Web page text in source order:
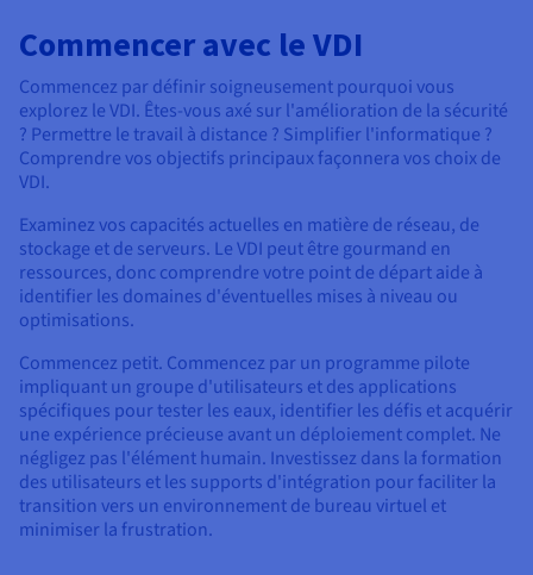
Commencer avec le VDI
Commencez par définir soigneusement pourquoi vous
explorez le VDI. Êtes-vous axé sur l'amélioration de la sécurité
? Permettre le travail à distance ? Simplifier l'informatique ?
Comprendre vos objectifs principaux façonnera vos choix de
VDI.
Examinez vos capacités actuelles en matière de réseau, de
stockage et de serveurs. Le VDI peut être gourmand en
ressources, donc comprendre votre point de départ aide à
identifier les domaines d'éventuelles mises à niveau ou
optimisations.
Commencez petit. Commencez par un programme pilote
impliquant un groupe d'utilisateurs et des applications
spécifiques pour tester les eaux, identifier les défis et acquérir
une expérience précieuse avant un déploiement complet. Ne
négligez pas l'élément humain. Investissez dans la formation
des utilisateurs et les supports d'intégration pour faciliter la
transition vers un environnement de bureau virtuel et
minimiser la frustration.